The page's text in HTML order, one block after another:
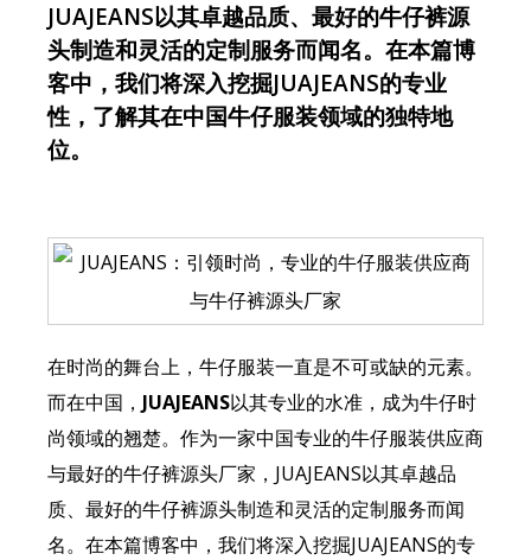
JUAJEANS以其卓越品质、最好的牛仔裤源
头制造和灵活的定制服务而闻名。在本篇博
客中，我们将深入挖掘JUAJEANS的专业
性，了解其在中国牛仔服装领域的独特地
位。
在时尚的舞台上，牛仔服装一直是不可或缺的元素。
而在中国， JUAJEANS以其专业的水准，成为牛仔时
尚领域的翘楚。作为一家中国专业的牛仔服装供应商
与最好的牛仔裤源头厂家，JUAJEANS以其卓越品
质、最好的牛仔裤源头制造和灵活的定制服务而闻
名。在本篇博客中，我们将深入挖掘JUAJEANS的专